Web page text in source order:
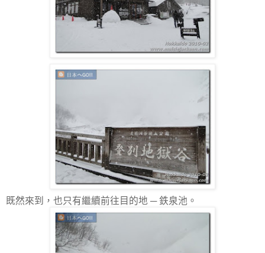
既然來到，也只有繼續前往目的地 ─ 鉄泉池。